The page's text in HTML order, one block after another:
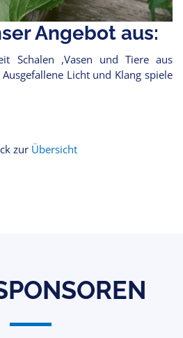
Angebot aus:
Schalen ,Vasen und Tiere aus
Licht und Klang spiele
zur Übersicht